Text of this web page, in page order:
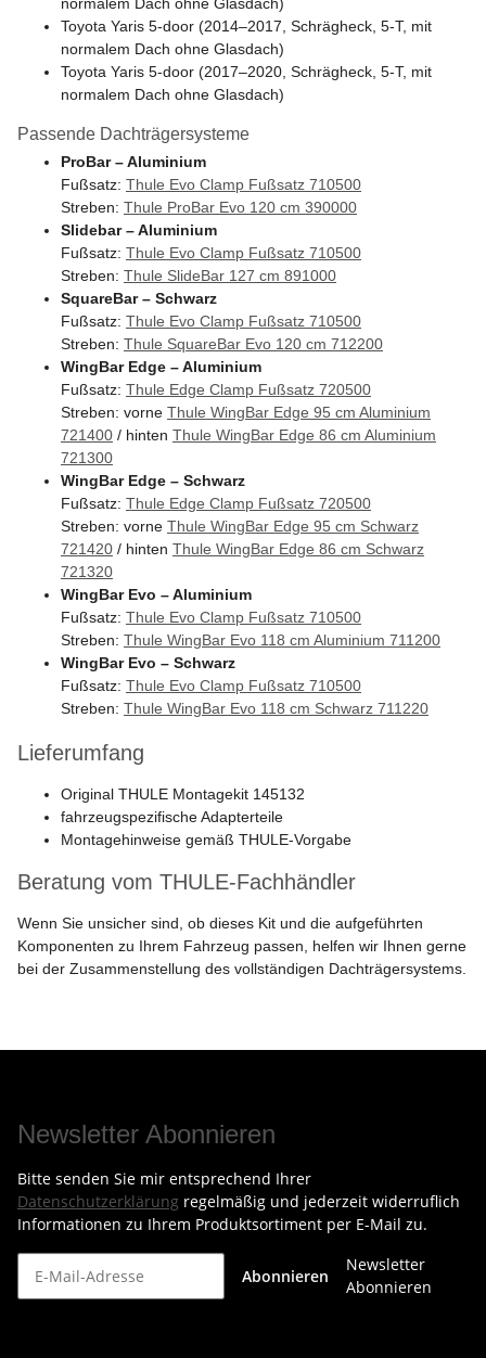
Toyota Yaris 5-door (2014–2017, Schrägheck, 5-T, mit
normalem Dach ohne Glasdach)
Toyota Yaris 5-door (2017–2020, Schrägheck, 5-T, mit
normalem Dach ohne Glasdach)
Passende Dachträgersysteme
ProBar – Aluminium
Fußsatz: Thule Evo Clamp Fußsatz 710500
Streben: Thule ProBar Evo 120 cm 390000
Slidebar – Aluminium
Fußsatz: Thule Evo Clamp Fußsatz 710500
Streben: Thule SlideBar 127 cm 891000
SquareBar – Schwarz
Fußsatz: Thule Evo Clamp Fußsatz 710500
Streben: Thule SquareBar Evo 120 cm 712200
WingBar Edge – Aluminium
Fußsatz: Thule Edge Clamp Fußsatz 720500
Streben: vorne Thule WingBar Edge 95 cm Aluminium
721400 / hinten Thule WingBar Edge 86 cm Aluminium
721300
WingBar Edge – Schwarz
Fußsatz: Thule Edge Clamp Fußsatz 720500
Streben: vorne Thule WingBar Edge 95 cm Schwarz
721420 / hinten Thule WingBar Edge 86 cm Schwarz
721320
WingBar Evo – Aluminium
Fußsatz: Thule Evo Clamp Fußsatz 710500
Streben: Thule WingBar Evo 118 cm Aluminium 711200
WingBar Evo – Schwarz
Fußsatz: Thule Evo Clamp Fußsatz 710500
Streben: Thule WingBar Evo 118 cm Schwarz 711220
Lieferumfang
Original THULE Montagekit 145132
fahrzeugspezifische Adapterteile
Montagehinweise gemäß THULE-Vorgabe
Beratung vom THULE-Fachhändler
Wenn Sie unsicher sind, ob dieses Kit und die aufgeführten
Komponenten zu Ihrem Fahrzeug passen, helfen wir Ihnen gerne
bei der Zusammenstellung des vollständigen Dachträgersystems.
Newsletter Abonnieren
Bitte senden Sie mir entsprechend Ihrer
Datenschutzerklärung regelmäßig und jederzeit widerruflich
Informationen zu Ihrem Produktsortiment per E-Mail zu.
Abonnieren
Newsletter
Abonnieren